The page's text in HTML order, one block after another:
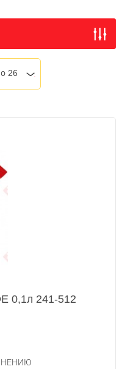
26
0,1л 241-512